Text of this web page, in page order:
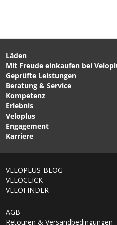
CHF 109.00
TRAIL-GATOR Tandem-
Stange / rot von TRAIL
GATOR
Läden
Mit Freude einkaufen bei
Geprüfte Leistungen
Beratung & Service
Kompetenz
Erlebnis
Veloplus
Engagement
Karriere
VELOPLUS-BLOG
VELOCLICK
VELOFINDER
AGB
Retouren & Versandbedingungen